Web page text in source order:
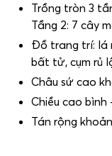
Trồng tròn 3
Tầng 2: 7 cây
Đồ trang trí: lá
bất tử, cụm rủ
Châu sứ cao
Chiều cao bình
Tán rộng